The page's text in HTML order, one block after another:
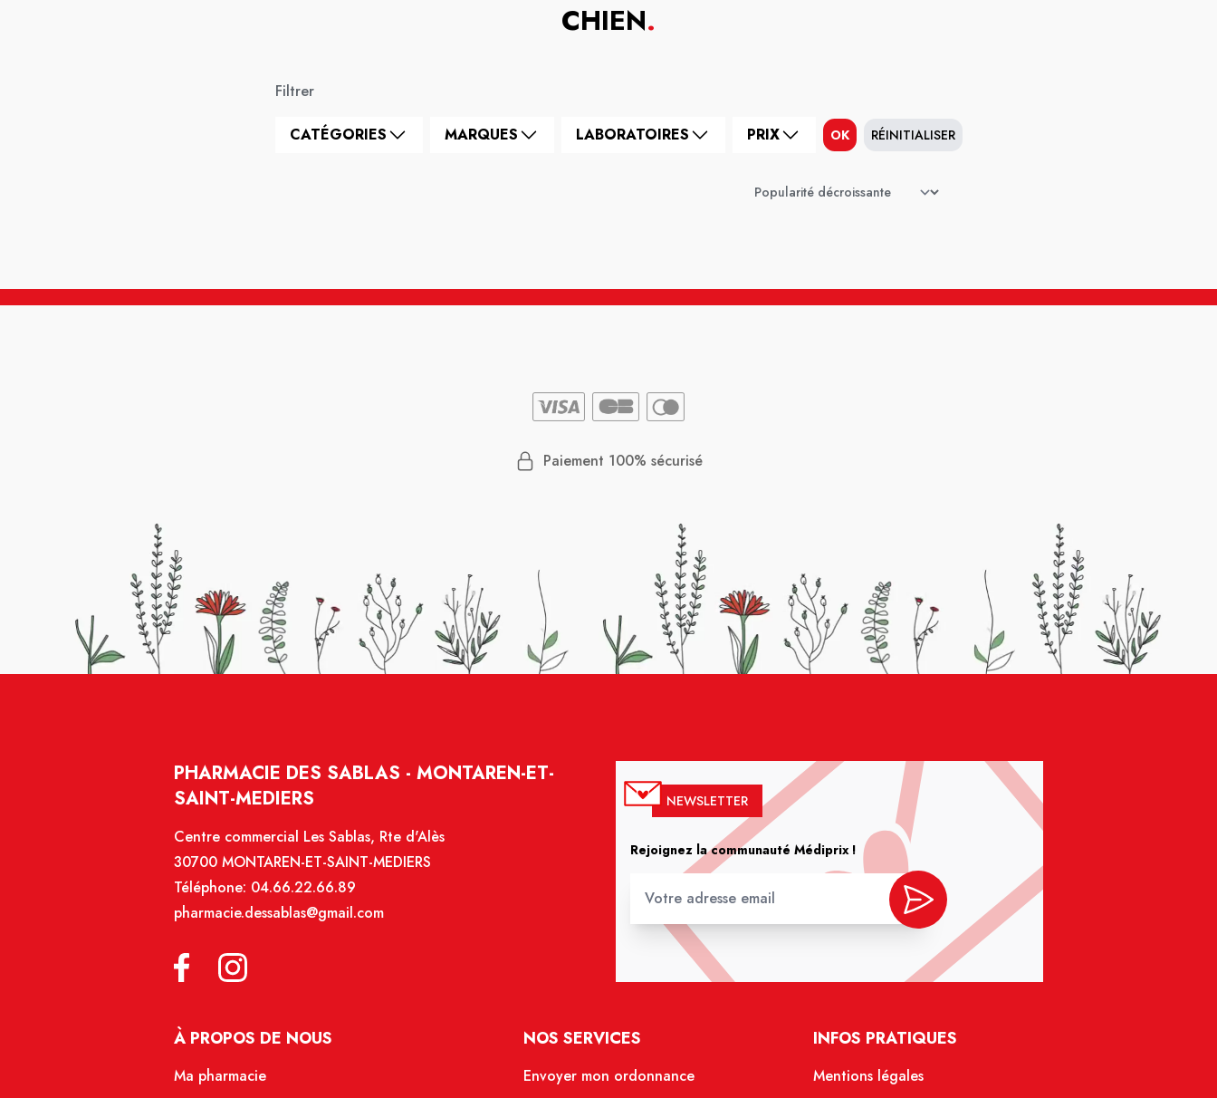
CHIEN.
Filtrer
CATÉGORIES MARQUES LABORATOIRES PRIX OK RÉINITIALISER
Paiement 100% sécurisé
PHARMACIE DES SABLAS - MONTAREN-ET-
SAINT-MEDIERS
Centre commercial Les Sablas, Rte d'Alès
30700 MONTAREN-ET-SAINT-MEDIERS
Téléphone: 04.66.22.66.89
pharmacie.dessablas@gmail.com
NEWSLETTER
Rejoignez la communauté Médiprix !
À PROPOS DE NOUS
Ma pharmacie
NOS SERVICES
Envoyer mon ordonnance
INFOS PRATIQUES
Mentions légales